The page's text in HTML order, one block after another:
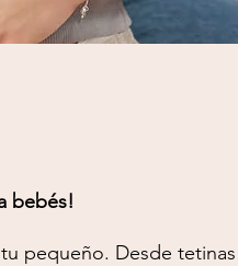
bebés!
pequeño. Desde